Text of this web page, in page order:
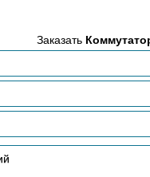
Заказать